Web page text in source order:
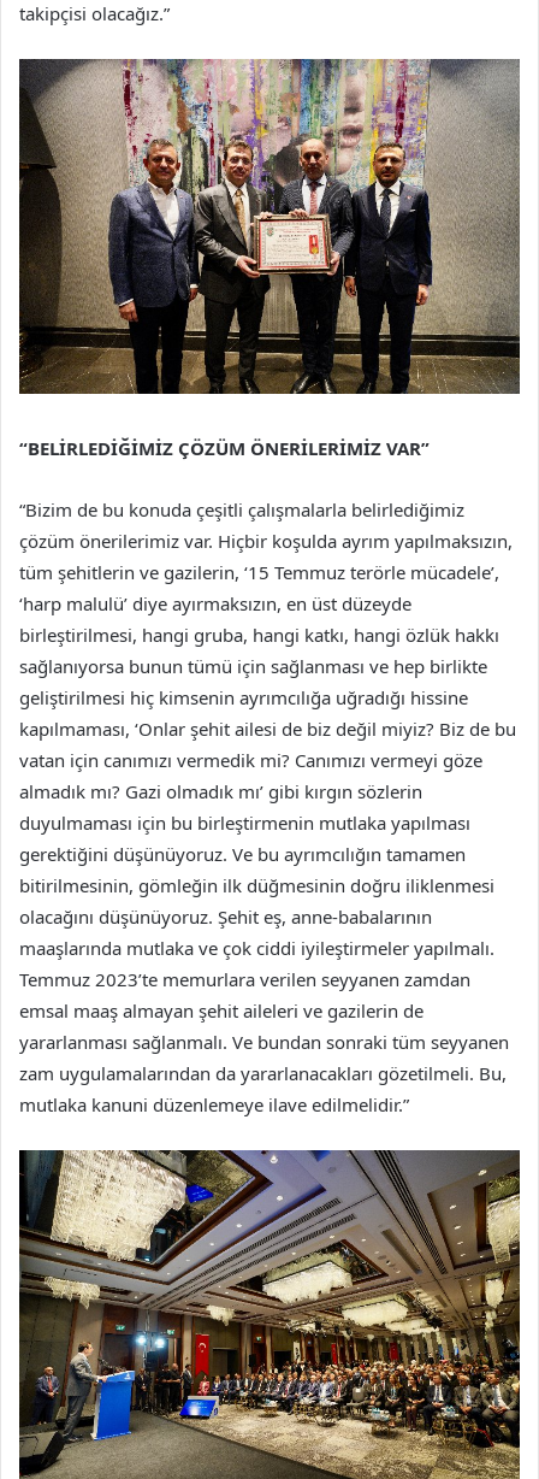
takipçisi olacağız.”
“BELİRLEDİĞİMİZ ÇÖZÜM ÖNERİLERİMİZ VAR”
“Bizim de bu konuda çeşitli çalışmalarla belirlediğimiz
çözüm önerilerimiz var. Hiçbir koşulda ayrım yapılmaksızın,
tüm şehitlerin ve gazilerin, ‘15 Temmuz terörle mücadele’,
‘harp malulü’ diye ayırmaksızın, en üst düzeyde
birleştirilmesi, hangi gruba, hangi katkı, hangi özlük hakkı
sağlanıyorsa bunun tümü için sağlanması ve hep birlikte
geliştirilmesi hiç kimsenin ayrımcılığa uğradığı hissine
kapılmaması, ‘Onlar şehit ailesi de biz değil miyiz? Biz de bu
vatan için canımızı vermedik mi? Canımızı vermeyi göze
almadık mı? Gazi olmadık mı’ gibi kırgın sözlerin
duyulmaması için bu birleştirmenin mutlaka yapılması
gerektiğini düşünüyoruz. Ve bu ayrımcılığın tamamen
bitirilmesinin, gömleğin ilk düğmesinin doğru iliklenmesi
olacağını düşünüyoruz. Şehit eş, anne-babalarının
maaşlarında mutlaka ve çok ciddi iyileştirmeler yapılmalı.
Temmuz 2023’te memurlara verilen seyyanen zamdan
emsal maaş almayan şehit aileleri ve gazilerin de
yararlanması sağlanmalı. Ve bundan sonraki tüm seyyanen
zam uygulamalarından da yararlanacakları gözetilmeli. Bu,
mutlaka kanuni düzenlemeye ilave edilmelidir.”